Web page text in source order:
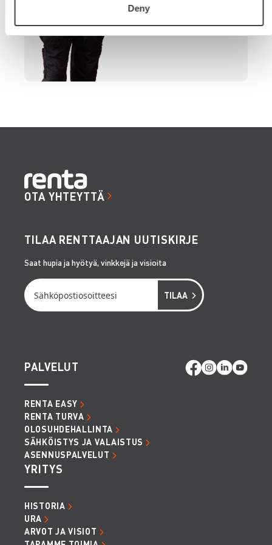
Deny
OTA YHTEYTTÄ
TILAA RENTTAAJAN UUTISKIRJE
Saat hupia ja hyötyä, vinkkejä ja visioita
PALVELUT
RENTA EASY
RENTA TURVA
OLOSUHDEHALLINTA
SÄHKÖISTYS JA VALAISTUS
ASENNUSPALVELUT
YRITYS
HISTORIA
URA
ARVOT JA VISIOT